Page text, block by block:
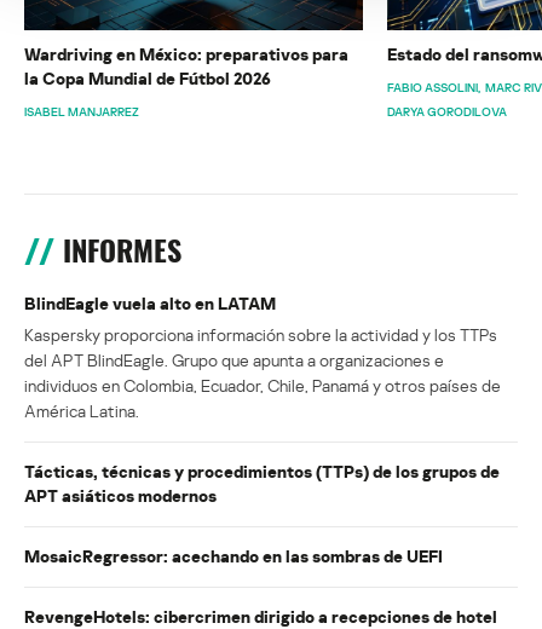
Wardriving en México: preparativos para
la Copa Mundial de Fútbol 2026
ISABEL MANJARREZ
Estado del
FABIO ASSOLINI MARC
DARYA GORODILOVA
INFORMES
BlindEagle vuela alto en LATAM
Kaspersky proporciona información sobre la actividad y los TTPs
del APT BlindEagle. Grupo que apunta a organizaciones e
individuos en Colombia, Ecuador, Chile, Panamá y otros países de
América Latina.
Tácticas, técnicas y procedimientos (TTPs) de los grupos de
APT asiáticos modernos
MosaicRegressor: acechando en las sombras de UEFI
RevengeHotels: cibercrimen dirigido a recepciones de hotel